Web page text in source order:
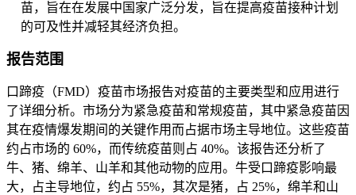
苗，旨在在发展中国家广泛分发，旨在提高疫苗接种计划
的可及性并减轻其经济负担。
报告范围
口蹄疫（FMD）疫苗市场报告对疫苗的主要类型和应用进行
了详细分析。市场分为紧急疫苗和常规疫苗，其中紧急疫苗因
其在疫情爆发期间的关键作用而占据市场主导地位。这些疫苗
约占市场的 60%，而传统疫苗则占 40%。该报告还分析了
牛、猪、绵羊、山羊和其他动物的应用。牛受口蹄疫影响最
大，占主导地位，约占 55%，其次是猪，占 25%，绵羊和山